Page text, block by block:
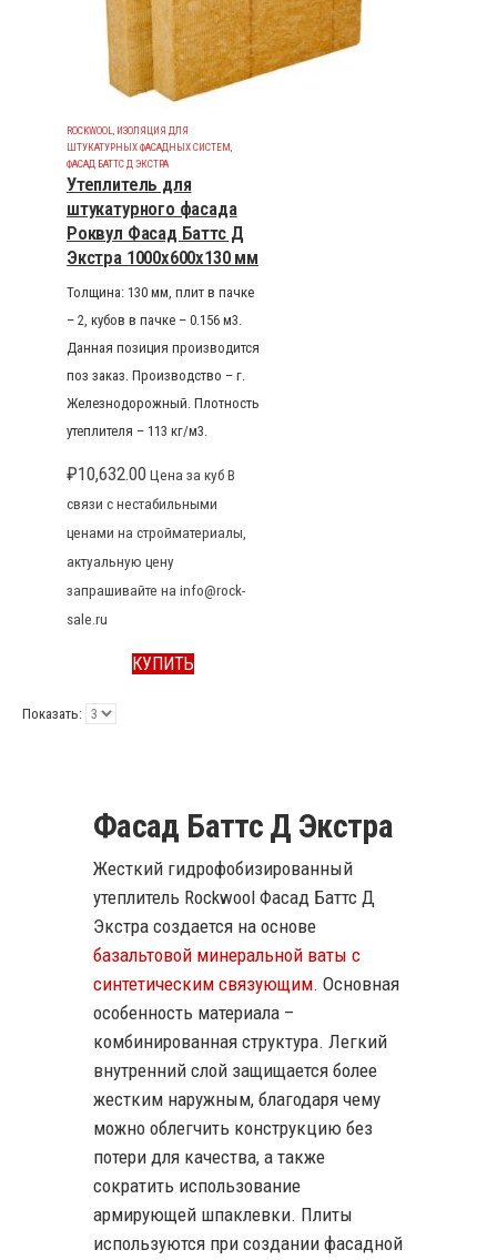
ROCKWOOL
ИЗОЛЯЦИЯ ДЛЯ
ШТУКАТУРНЫХ ФАСАДНЫХ СИСТЕМ
ФАСАД БАТТС Д ЭКСТРА
Утеплитель для
штукатурного фасада
Роквул Фасад Баттс Д
Экстра 1000x600x130 мм
Толщина: 130 мм, плит в пачке
– 2, кубов в пачке – 0.156 м3.
Данная позиция производится
поз заказ. Производство – г.
Железнодорожный. Плотность
утеплителя – 113 кг/м3.
₽10,632.00 Цена за куб В
связи с нестабильными
ценами на стройматериалы,
актуальную цену
запрашивайте на info@rock-
sale.ru
КУПИТЬ
Показать:
Фасад Баттс Д Экстра
Жесткий гидрофобизированный
утеплитель Rockwool Фасад Баттс Д
Экстра создается на основе
базальтовой минеральной ваты с
синтетическим связующим. Основная
особенность материала –
комбинированная структура. Легкий
внутренний слой защищается более
жестким наружным, благодаря чему
можно облегчить конструкцию без
потери для качества, а также
сократить использование
армирующей шпаклевки. Плиты
используются при создании фасадной